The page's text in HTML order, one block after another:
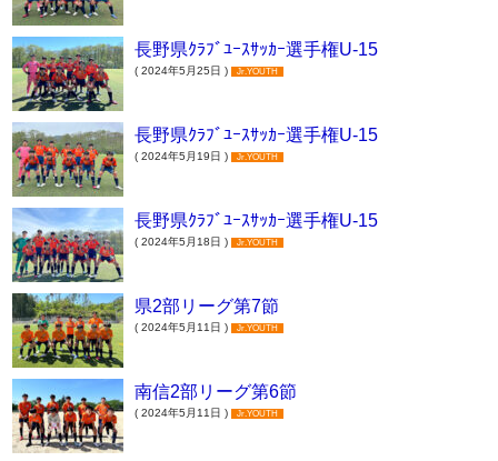
長野県ｸﾗﾌﾞﾕｰｽｻｯｶｰ選手権U-15
( 2024年5月25日 ) Jr.YOUTH
長野県ｸﾗﾌﾞﾕｰｽｻｯｶｰ選手権U-15
( 2024年5月19日 ) Jr.YOUTH
長野県ｸﾗﾌﾞﾕｰｽｻｯｶｰ選手権U-15
( 2024年5月18日 ) Jr.YOUTH
県2部リーグ第7節
( 2024年5月11日 ) Jr.YOUTH
南信2部リーグ第6節
( 2024年5月11日 ) Jr.YOUTH